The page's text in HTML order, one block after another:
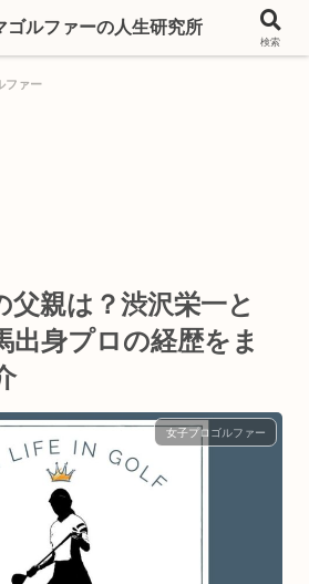
ルフを愛する人たちの人生の記録
ファー
父親は？渋沢栄一と
出身プロの経歴をま
女子プロゴルファー
ゴルファーの人生研究所
検索